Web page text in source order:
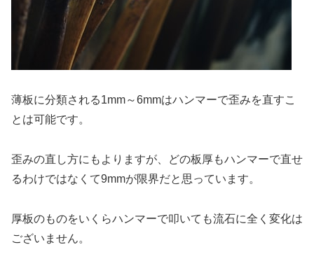
薄板に分類される1mm～6mmはハンマーで歪みを直すこ
とは可能です。
歪みの直し方にもよりますが、どの板厚もハンマーで直せ
るわけではなくて9mmが限界だと思っています。
厚板のものをいくらハンマーで叩いても流石に全く変化は
ございません。